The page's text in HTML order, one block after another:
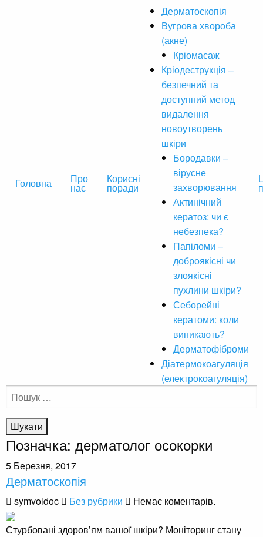
Головна Про
нас
Корисні
поради
Дерматоскопія
Вугрова хвороба
(акне)
Кріомасаж
Кріодеструкція –
безпечний та
доступний метод
видалення
новоутворень
шкіри
Бородавки –
вірусне
захворювання
Актинічний
кератоз: чи є
небезпека?
Папіломи –
доброякісні чи
злоякісні
пухлини шкіри?
Себорейні
кератоми: коли
виникають?
Дерматофіброми
Діатермокоагуляція
(електрокоагуляція)
Пошук:
Позначка: дерматолог осокорки
5 Березня, 2017
Дерматоскопія
symvoldoc Без рубрики Немає коментарів.
Стурбовані здоров’ям вашої шкіри? Моніторинг стану